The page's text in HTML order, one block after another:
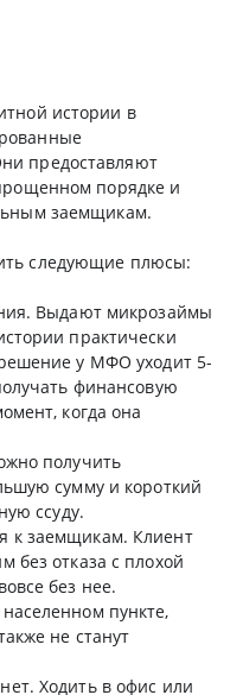
истории в
предоставляют
порядке и
заемщикам.
следующие плюсы:
Выдают микрозаймы
практически
у МФО уходит 5-
финансовую
когда она
получить
сумму и короткий
ссуду.
к заемщикам. Клиент
без отказа с плохой
без нее.
пункте,
не станут
Ходить в офис или